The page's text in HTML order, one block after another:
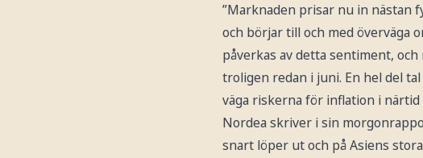
”Marknaden prisar nu in nästan
och börjar till och med överväga
påverkas av detta sentiment,
troligen redan i juni. En hel del
väga riskerna för inflation i
Nordea skriver i sin
snart löper ut och på Asiens